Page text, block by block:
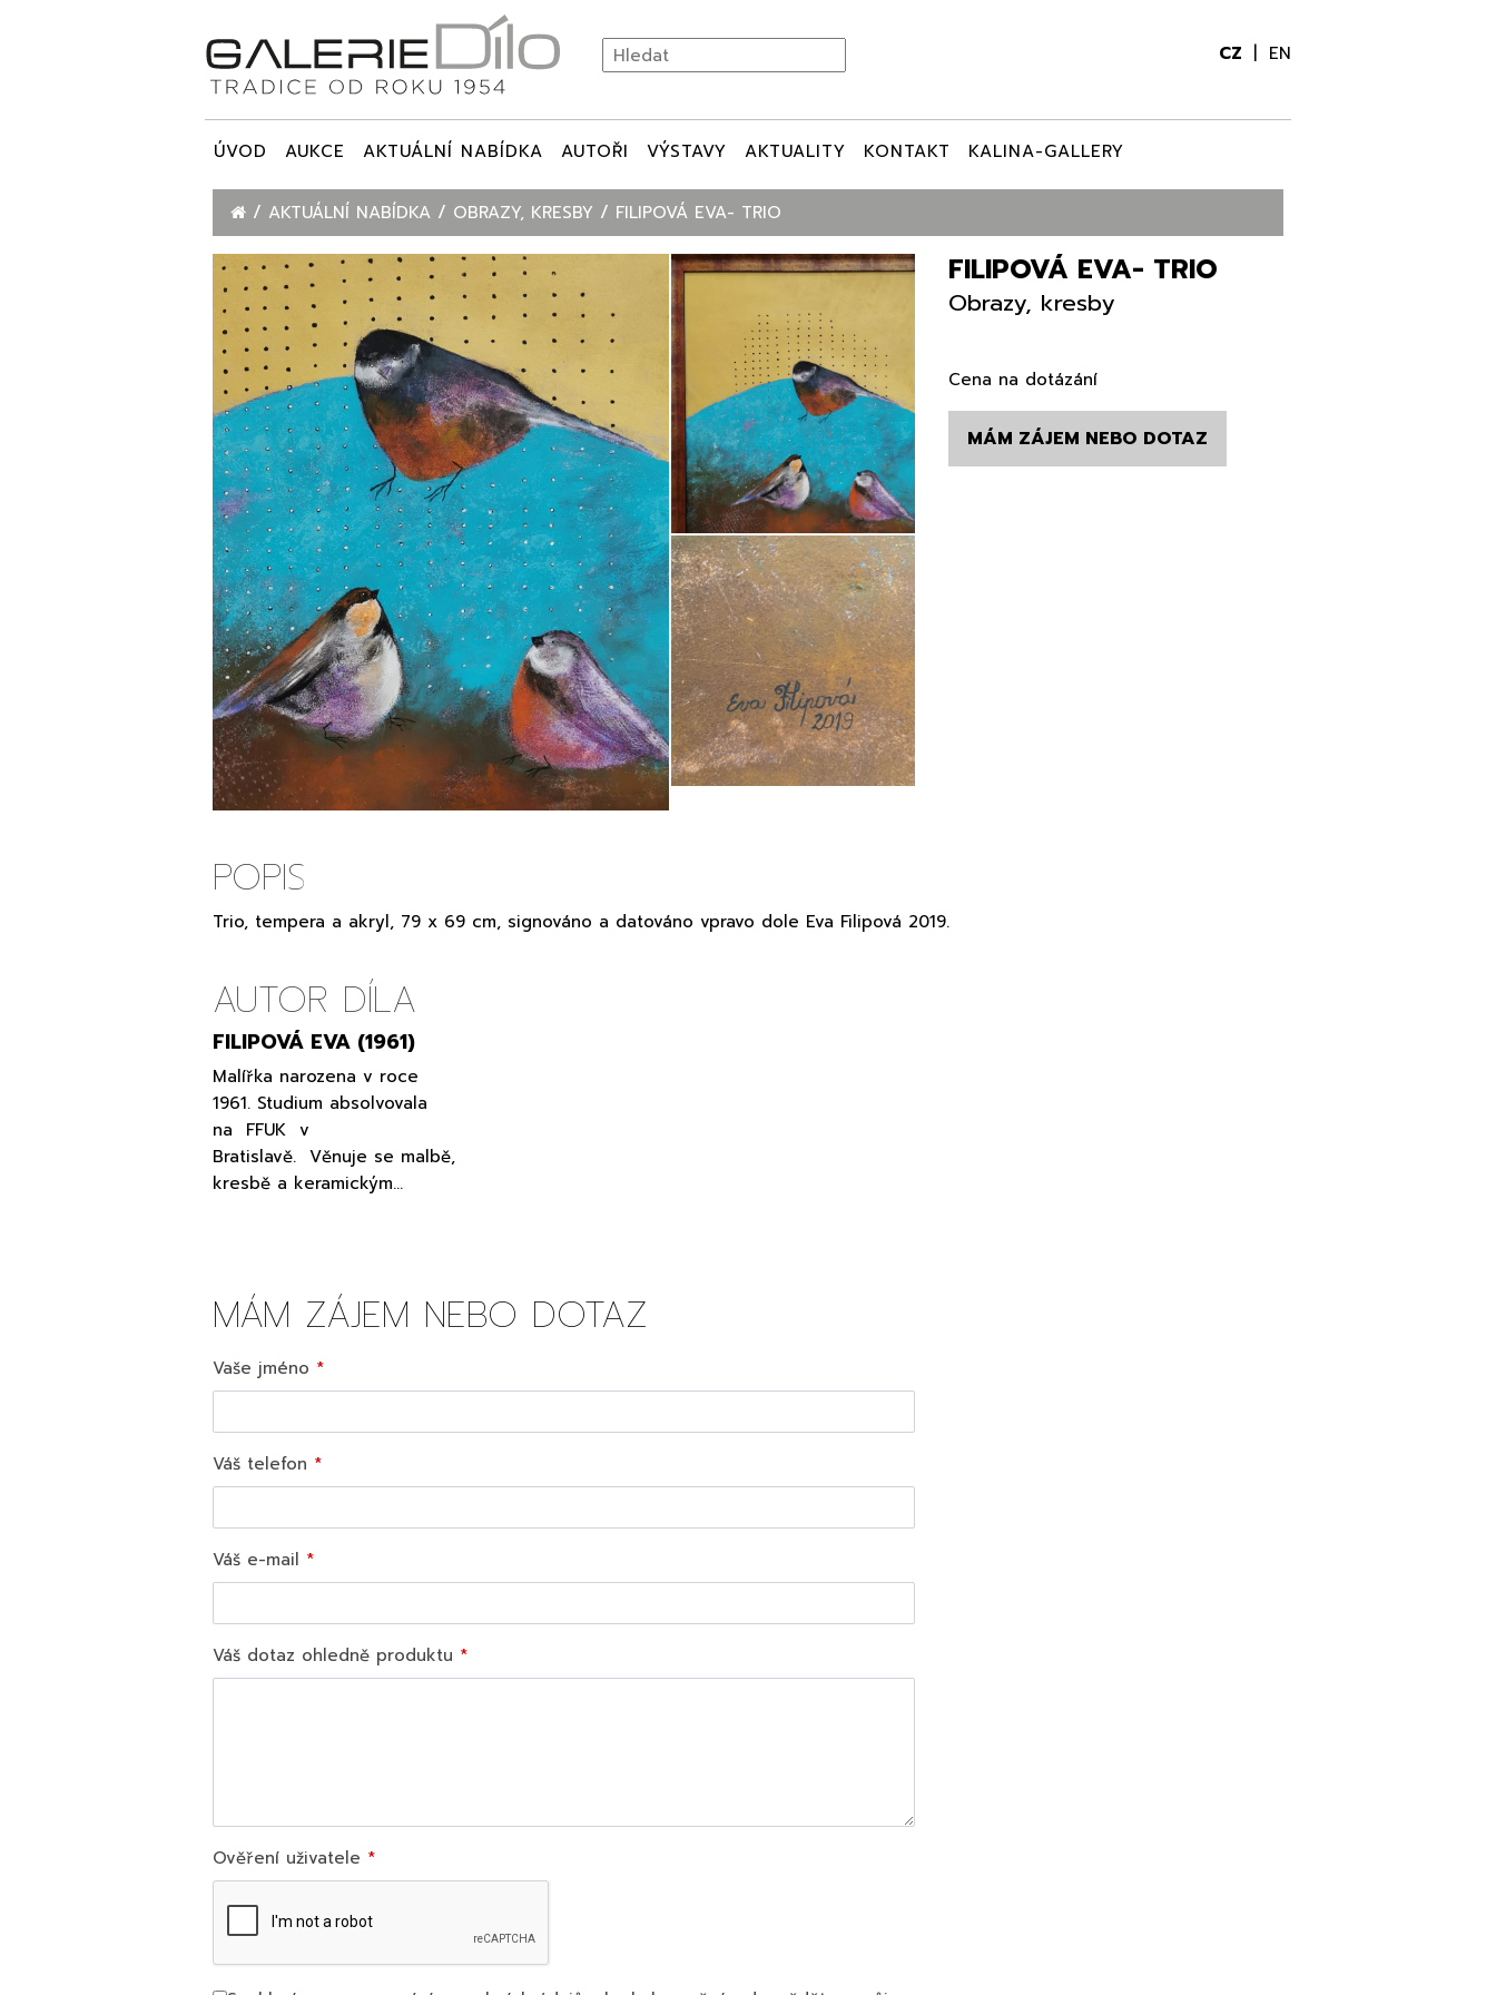
CZ EN
ÚVOD AUKCE AKTUÁLNÍ NABÍDKA AUTOŘI VÝSTAVY AKTUALITY KONTAKT KALINA-GALLERY
FILIPOVÁ EVA- TRIO
Obrazy, kresby
Cena na dotázání
MÁM ZÁJEM NEBO DOTAZ
POPIS
Trio, tempera a akryl, 79 x 69 cm, signováno a datováno vpravo dole Eva Filipová 2019.
AUTOR DÍLA
FILIPOVÁ EVA (1961)
Malířka narozena v roce
1961. Studium absolvovala
na FFUK v
Bratislavě. Věnuje se malbě,
kresbě a keramickým…
MÁM ZÁJEM NEBO DOTAZ
Vaše jméno
Váš telefon
Váš e-mail
Váš dotaz ohledně produktu
Ověření uživatele
AKTUÁLNÍ NABÍDKA OBRAZY, KRESBY FILIPOVÁ EVA- TRIO